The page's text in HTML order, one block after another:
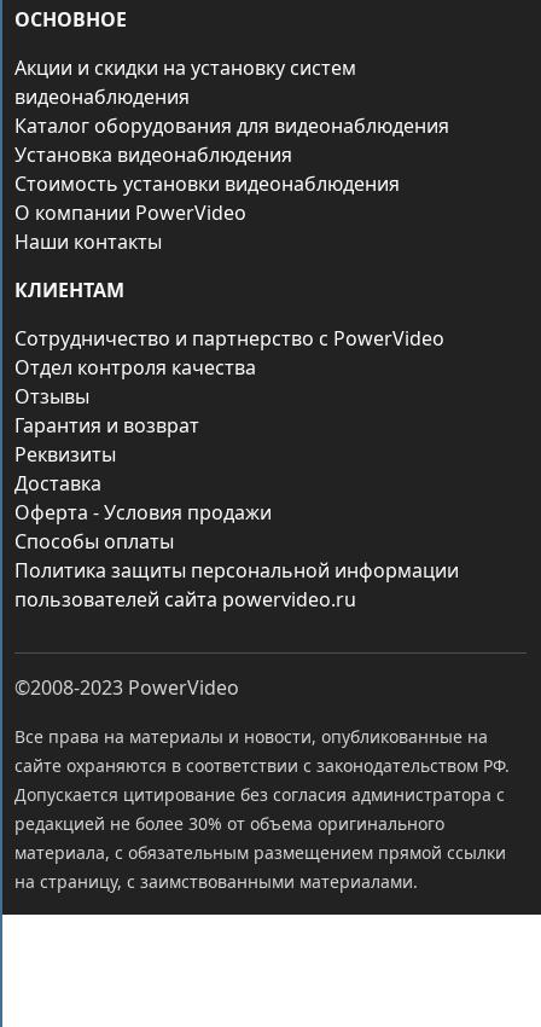
ОСНОВНОЕ
Акции и скидки на установку систем
видеонаблюдения
Каталог оборудования для видеонаблюдения
Установка видеонаблюдения
Стоимость установки видеонаблюдения
О компании PowerVideo
Наши контакты
КЛИЕНТАМ
Сотрудничество и партнерство с PowerVideo
Отдел контроля качества
Отзывы
Гарантия и возврат
Реквизиты
Доставка
Оферта - Условия продажи
Способы оплаты
Политика защиты персональной информации
пользователей сайта powervideo.ru
©2008-2023 PowerVideo
Все права на материалы и новости, опубликованные на
сайте охраняются в соответствии с законодательством РФ.
Допускается цитирование без согласия администратора с
редакцией не более 30% от объема оригинального
материала, с обязательным размещением прямой ссылки
на страницу, с заимствованными материалами.